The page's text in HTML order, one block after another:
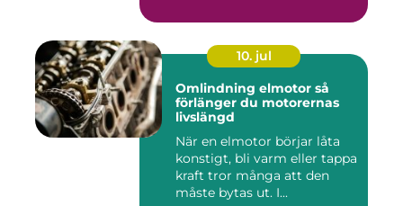
10. jul
Omlindning elmotor så
förlänger du motorernas
livslängd
När en elmotor börjar låta
konstigt, bli varm eller tappa
kraft tror många att den
måste bytas ut. I...